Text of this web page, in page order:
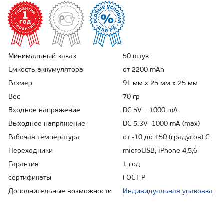
Минимальный заказ
50 штук
Ёмкость аккумулятора
от 2200 mAh
Размер
91 мм х 25 мм х 25 мм
Вес
70 гр
Входное напряжение
DC 5V – 1000 mA
Выходное напряжение
DC 5.3V- 1000 mA (max)
Рабочая температура
от -10 до +50 (градусов) C
Переходники
microUSB, iPhone 4,5,6
Гарантия
1 год
сертификаты
ГОСТ Р
Дополнительные возможности
Индивидуальная упаковка